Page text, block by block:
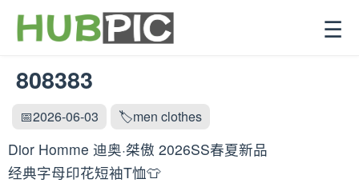
☰
808383
📅2026-06-03 🏷️men clothes
Dior Homme 迪奥·桀傲 2026SS春夏新品
经典字母印花短袖T恤👕